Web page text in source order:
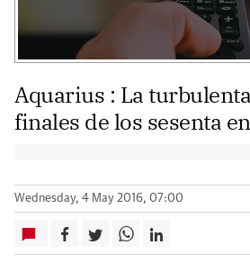
Aquarius : La
finales de los sesenta
Wednesday, 4 May 2016, 07:00